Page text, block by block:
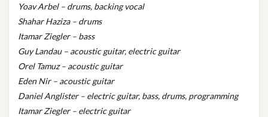
Yoav Arbel – drums, backing vocal
Shahar Haziza – drums
Itamar Ziegler – bass
Guy Landau – acoustic guitar, electric guitar
Orel Tamuz – acoustic guitar
Eden Nir – acoustic guitar
Daniel Anglister – electric guitar, bass, drums, programming
Itamar Ziegler – electric guitar